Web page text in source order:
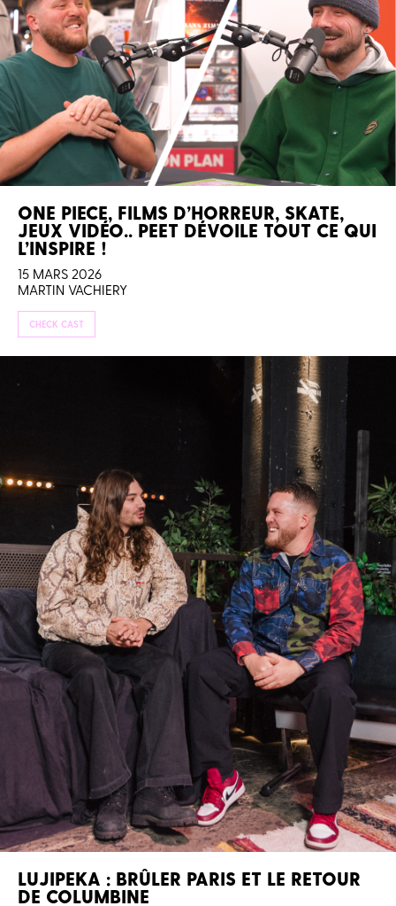
ONE PIECE, FILMS D’HORREUR, SKATE,
JEUX VIDÉO.. PEET DÉVOILE TOUT CE QUI
L’INSPIRE !
15 MARS 2026
MARTIN VACHIERY
CHECK CAST
LUJIPEKA : BRÛLER PARIS ET LE RETOUR
DE COLUMBINE